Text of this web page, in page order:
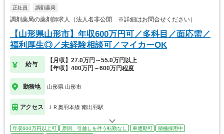
正社員 調剤薬局
調剤薬局の薬剤師求人（法人名非公開 ※詳細はお問合せください）
【山形県山形市】年収600万円可／多科目／面応需／
福利厚生◎／未経験相談可／マイカーOK
給与
【月収】27.0万円～55.0万円以上
【年収】400万円～600万円程度
勤務地 山形県 山形市
アクセス ＪＲ奥羽本線 南出羽駅
年収600万円以上可 原則、引越しを伴う転勤なし 車通勤可
積極採用中